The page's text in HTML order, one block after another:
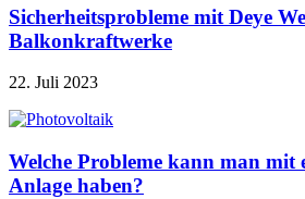
Sicherheitsprobleme mit Deye
Balkonkraftwerke
22. Juli 2023
Welche Probleme kann man mit
Anlage haben?